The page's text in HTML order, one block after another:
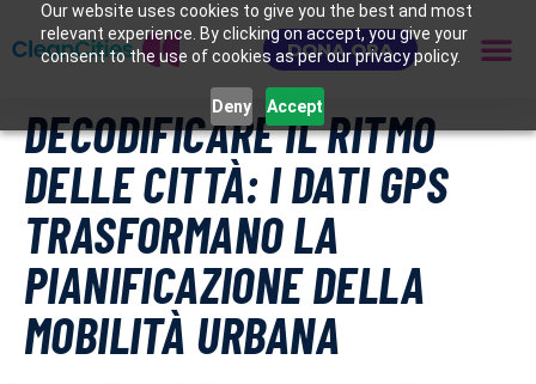
Our website uses cookies to give you the best and most
relevant experience. By clicking on accept, you give your
consent to the use of cookies as per our privacy policy.
Deny Accept
DONA ORA
DECODIFICARE IL RITMO
DELLE CITTÀ: I DATI GPS
TRASFORMANO LA
PIANIFICAZIONE DELLA
MOBILITÀ URBANA